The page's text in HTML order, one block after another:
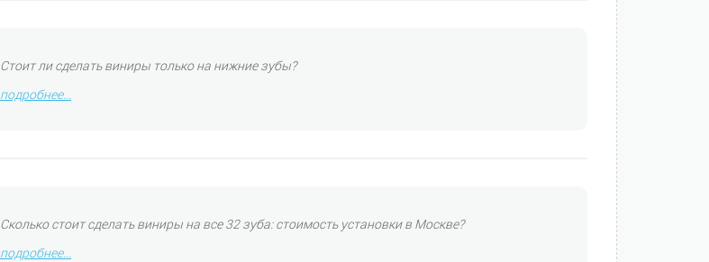
Стоит ли сделать виниры только на нижние зубы?
подробнее...
Сколько стоит сделать виниры на все 32 зуба: стоимость установки в Москве?
подробнее...